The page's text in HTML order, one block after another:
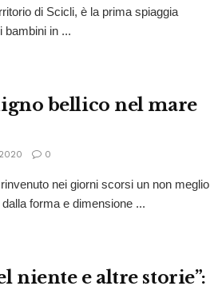
di Scicli, è la prima spiaggia
bambini in ...
bellico nel mare
0
nei giorni scorsi un non meglio
forma e dimensione ...
niente e altre storie”: